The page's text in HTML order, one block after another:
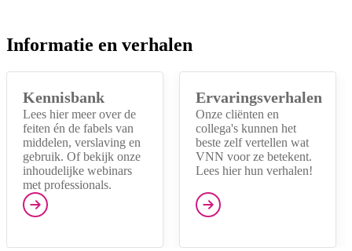
Informatie en verhalen
Kennisbank
Lees hier meer over de
feiten én de fabels van
middelen, verslaving en
gebruik. Of bekijk onze
inhoudelijke webinars
met professionals.
Ervaringsverhalen
Onze cliënten en
collega's kunnen het
beste zelf vertellen wat
VNN voor ze betekent.
Lees hier hun verhalen!